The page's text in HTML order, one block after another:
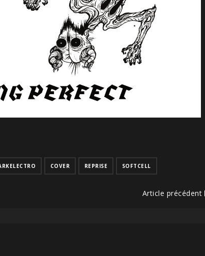
COVER REPRISE SOFTCELL
Article précédent